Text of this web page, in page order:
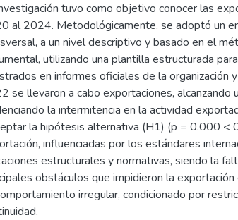
tuvo como objetivo conocer las
al 2024. Metodológicamente, se adoptó un
a un nivel descriptivo y basado en el
utilizando una plantilla estructurada
en informes oficiales de la
se llevaron a cabo exportaciones,
la intermitencia en la actividad
la hipótesis alternativa (H1) (p = 0.000 <
influenciadas por los estándares
estructurales y normativas, siendo la
obstáculos que impidieron la
irregular, condicionado por